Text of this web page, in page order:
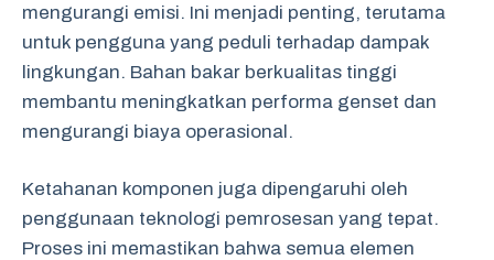
mengurangi emisi. Ini menjadi penting, terutama
untuk pengguna yang peduli terhadap dampak
lingkungan. Bahan bakar berkualitas tinggi
membantu meningkatkan performa genset dan
mengurangi biaya operasional.
Ketahanan komponen juga dipengaruhi oleh
penggunaan teknologi pemrosesan yang tepat.
Proses ini memastikan bahwa semua elemen